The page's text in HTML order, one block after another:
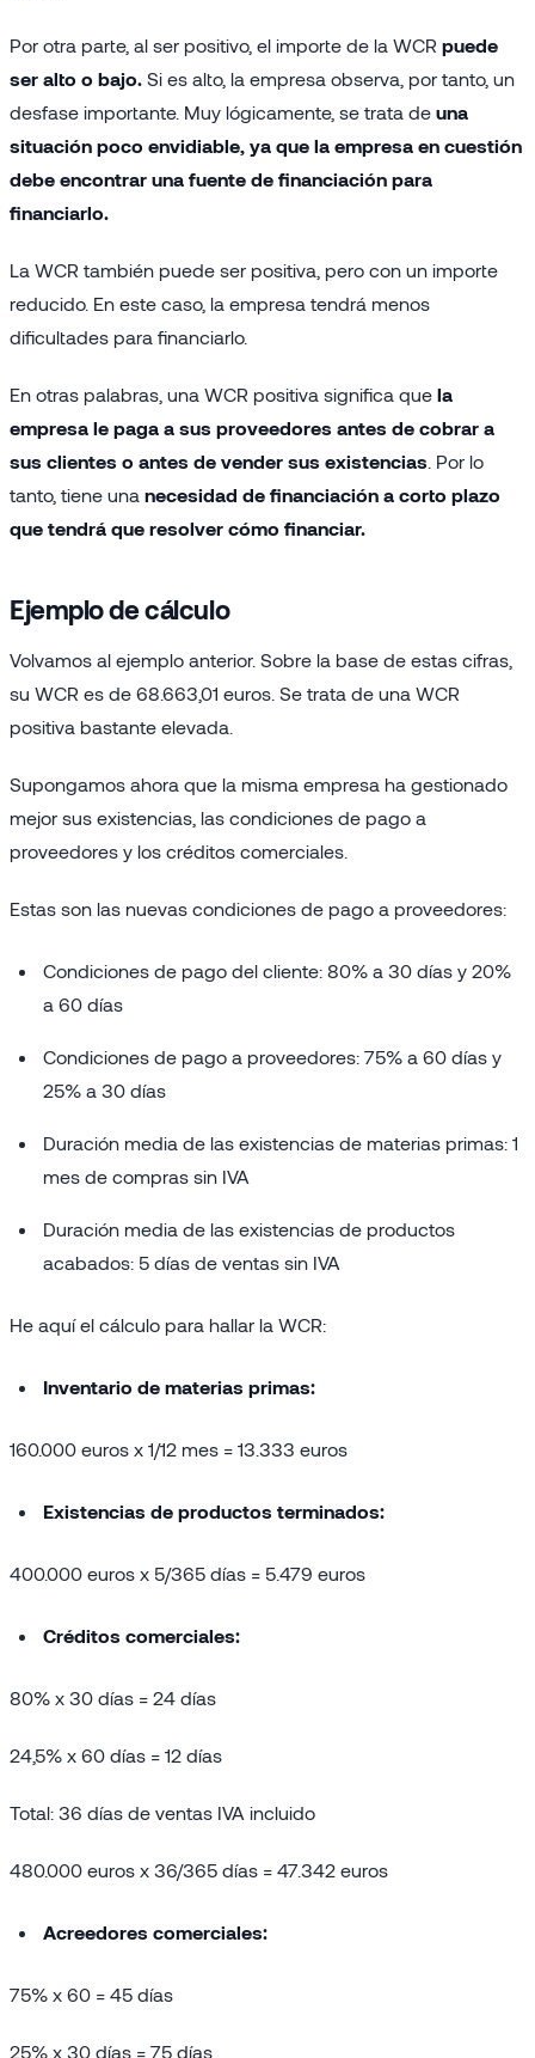
Por otra parte, al ser positivo, el importe de la WCR puede
ser alto o bajo. Si es alto, la empresa observa, por tanto, un
desfase importante. Muy lógicamente, se trata de una
situación poco envidiable, ya que la empresa en cuestión
debe encontrar una fuente de financiación para
financiarlo.
La WCR también puede ser positiva, pero con un importe
reducido. En este caso, la empresa tendrá menos
dificultades para financiarlo.
En otras palabras, una WCR positiva significa que la
empresa le paga a sus proveedores antes de cobrar a
sus clientes o antes de vender sus existencias . Por lo
tanto, tiene una necesidad de financiación a corto plazo
que tendrá que resolver cómo financiar.
Ejemplo de cálculo
Volvamos al ejemplo anterior. Sobre la base de estas cifras,
su WCR es de 68.663,01 euros. Se trata de una WCR
positiva bastante elevada.
Supongamos ahora que la misma empresa ha gestionado
mejor sus existencias, las condiciones de pago a
proveedores y los créditos comerciales.
Estas son las nuevas condiciones de pago a proveedores:
Condiciones de pago del cliente: 80% a 30 días y 20%
a 60 días
Condiciones de pago a proveedores: 75% a 60 días y
25% a 30 días
Duración media de las existencias de materias primas: 1
mes de compras sin IVA
Duración media de las existencias de productos
acabados: 5 días de ventas sin IVA
He aquí el cálculo para hallar la WCR:
Inventario de materias primas:
160.000 euros x 1/12 mes = 13.333 euros
Existencias de productos terminados:
400.000 euros x 5/365 días = 5.479 euros
Créditos comerciales:
80% x 30 días = 24 días
24,5% x 60 días = 12 días
Total: 36 días de ventas IVA incluido
480.000 euros x 36/365 días = 47.342 euros
Acreedores comerciales:
75% x 60 = 45 días
25% x 30 días = 75 días